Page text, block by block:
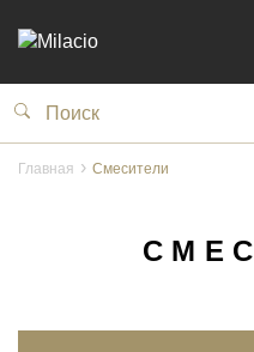
Главная Смесители